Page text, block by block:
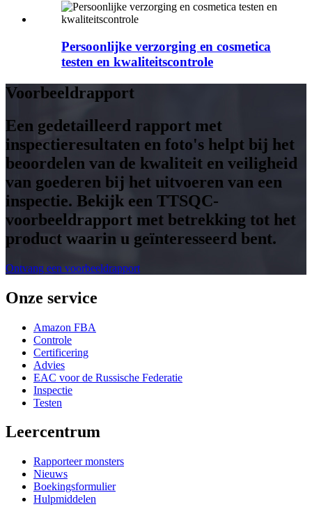
Persoonlijke verzorging en cosmetica
testen en kwaliteitscontrole
Voorbeeldrapport
Een gedetailleerd rapport met
inspectieresultaten en foto's helpt bij het
beoordelen van de kwaliteit en veiligheid
van goederen bij het uitvoeren van een
inspectie. Bekijk een TTSQC-
voorbeeldrapport met betrekking tot het
product waarin u geïnteresseerd bent.
Ontvang een voorbeeldrapport
Onze service
Amazon FBA
Controle
Certificering
Advies
EAC voor de Russische Federatie
Inspectie
Testen
Leercentrum
Rapporteer monsters
Nieuws
Boekingsformulier
Hulpmiddelen